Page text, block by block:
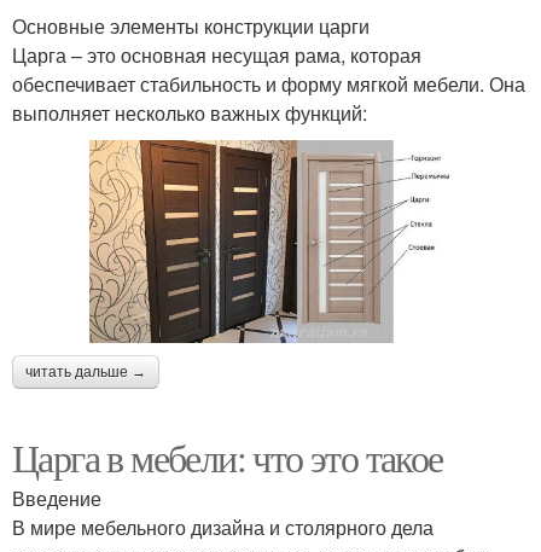
Основные элементы конструкции царги
Царга – это основная несущая рама, которая
обеспечивает стабильность и форму мягкой мебели. Она
выполняет несколько важных функций:
читать дальше →
Царга в мебели: что это такое
Введение
В мире мебельного дизайна и столярного дела